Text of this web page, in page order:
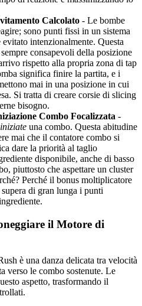
Calcolato - Le bombe
sono punti fissi in un sistema
intenzionalmente. Questa
consapevoli della posizione
rispetto alla propria zona di tap
significa finire la partita, e i
mai in una posizione in cui
Si tratta di creare corsie di slicing
bisogno.
Combo Focalizzata -
iniziate una combo. Questa abitudine
mai che il contatore combo si
dare la priorità al taglio
disponibile, anche di basso
piuttosto che aspettare un cluster
Perché il bonus moltiplicatore
di gran lunga i punti
il Motore di
è una danza delicata tra velocità
verso le combo sostenute. Le
aspetto, trasformando il